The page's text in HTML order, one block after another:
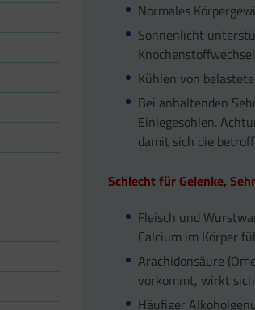
Normales
Sonnenlicht
Kühlen von
Bei anhaltenden
Einlegesohlen.
damit sich die
Schlecht für Gelenke,
Fleisch und
Calcium im Körper
Arachidonsäure
vorkommt, wirkt
Häufiger